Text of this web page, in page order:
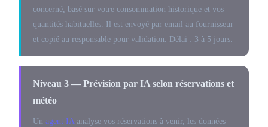
concerné, basé sur votre consommation historique et vos
quantités habituelles. Il est envoyé par email au fournisseur
et copié au responsable pour validation. Délai : 3 à 5 jours.
Niveau 3 — Prévision par IA selon réservations et
météo
Un agent IAanalyse vos réservations à venir, les données